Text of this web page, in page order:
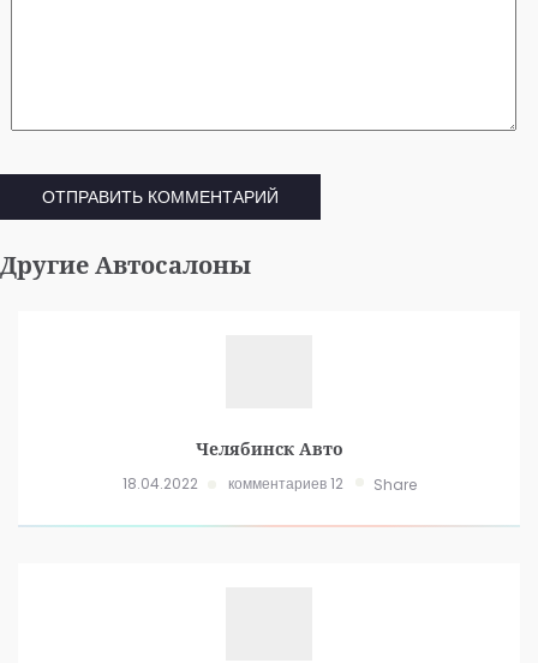
Другие Автосалоны
Челябинск Авто
18.04.2022 комментариев 12 Share